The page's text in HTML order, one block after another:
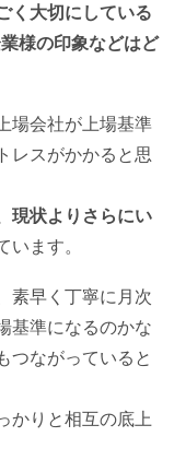
く大切にしている
様の印象などはど
場会社が上場基準
レスがかかると思
現状よりさらにい
います。
素早く丁寧に月次
基準になるのかな
つながっていると
かりと相互の底上